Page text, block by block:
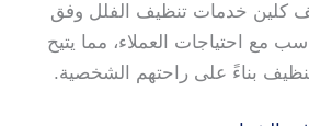
كلين خدمات تنظيف الفلل وفق
مع احتياجات العملاء، مما يتيح
بناءً على راحتهم الشخصية.